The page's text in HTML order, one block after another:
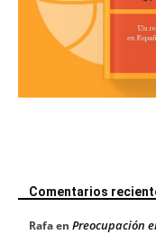
Comentarios
Rafaen Preocupación